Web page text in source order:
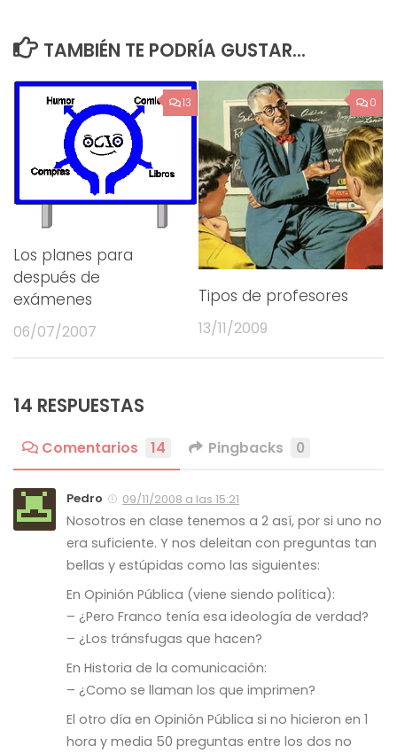
TAMBIÉN TE PODRÍA GUSTAR...
13
Los planes para
después de
exámenes
06/07/2007
0
Tipos de profesores
13/11/2009
14 RESPUESTAS
Comentarios 14 Pingbacks 0
Pedro 09/11/2008 a las 15:21
Nosotros en clase tenemos a 2 así, por si uno no
era suficiente. Y nos deleitan con preguntas tan
bellas y estúpidas como las siguientes:
En Opinión Pública (viene siendo política):
– ¿Pero Franco tenía esa ideología de verdad?
– ¿Los tránsfugas que hacen?
En Historia de la comunicación:
– ¿Como se llaman los que imprimen?
El otro día en Opinión Pública si no hicieron en 1
hora y media 50 preguntas entre los dos no